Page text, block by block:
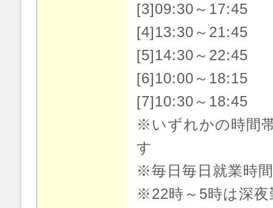
[3]09:30～17:45
[4]13:30～21:45
[5]14:30～22:45
[6]10:00～18:15
[7]10:30～18:45
※いずれかの時間
す
※毎日毎日就業時
※22時～5時は深